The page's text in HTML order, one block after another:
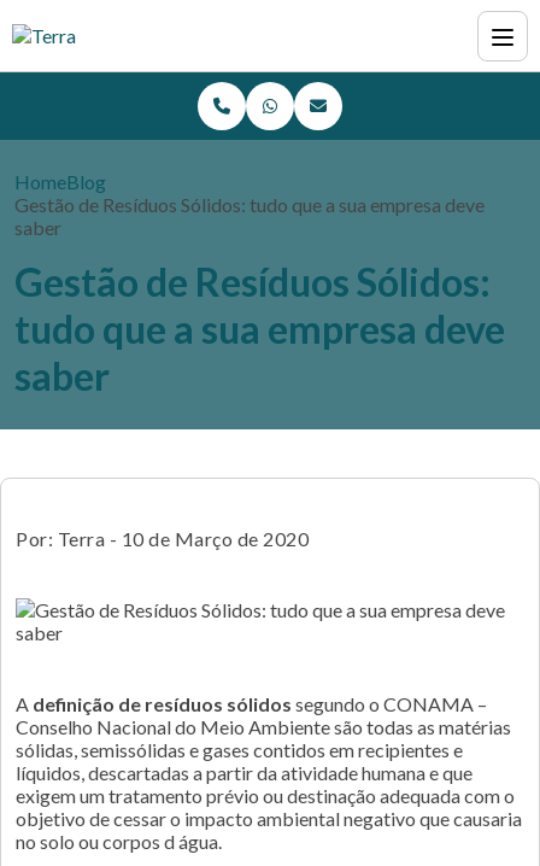
HomeBlog
Gestão de Resíduos Sólidos: tudo que a sua empresa deve
saber
Gestão de Resíduos Sólidos:
tudo que a sua empresa deve
saber
Por: Terra - 10 de Março de 2020
A definição de resíduos sólidos segundo o CONAMA –
Conselho Nacional do Meio Ambiente são todas as matérias
sólidas, semissólidas e gases contidos em recipientes e
líquidos, descartadas a partir da atividade humana e que
exigem um tratamento prévio ou destinação adequada com o
objetivo de cessar o impacto ambiental negativo que causaria
no solo ou corpos d água.